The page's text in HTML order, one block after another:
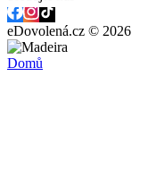
eDovolená.cz © 2026
Domů